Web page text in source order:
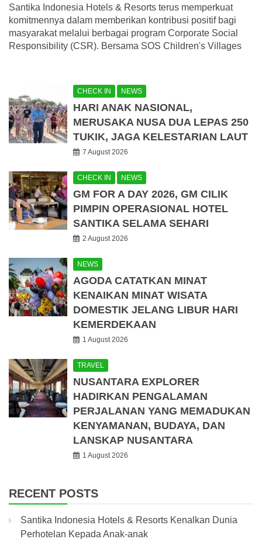
Santika Indonesia Hotels & Resorts terus memperkuat
komitmennya dalam memberikan kontribusi positif bagi
masyarakat melalui berbagai program Corporate Social
Responsibility (CSR). Bersama SOS Children's Villages
CHECK IN NEWS
HARI ANAK NASIONAL,
MERUSAKA NUSA DUA LEPAS 250
TUKIK, JAGA KELESTARIAN LAUT
7 August 2026
CHECK IN NEWS
GM FOR A DAY 2026, GM CILIK
PIMPIN OPERASIONAL HOTEL
SANTIKA SELAMA SEHARI
2 August 2026
NEWS
AGODA CATATKAN MINAT
KENAIKAN MINAT WISATA
DOMESTIK JELANG LIBUR HARI
KEMERDEKAAN
1 August 2026
TRAVEL
NUSANTARA EXPLORER
HADIRKAN PENGALAMAN
PERJALANAN YANG MEMADUKAN
KENYAMANAN, BUDAYA, DAN
LANSKAP NUSANTARA
1 August 2026
RECENT POSTS
Santika Indonesia Hotels & Resorts Kenalkan Dunia
Perhotelan Kepada Anak-anak